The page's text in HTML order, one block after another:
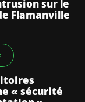
sur le
Flamanville
« sécurité